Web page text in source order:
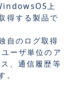
上
得する製品で
自のログ取得
ーザ単位のア
、通信履歴等
。